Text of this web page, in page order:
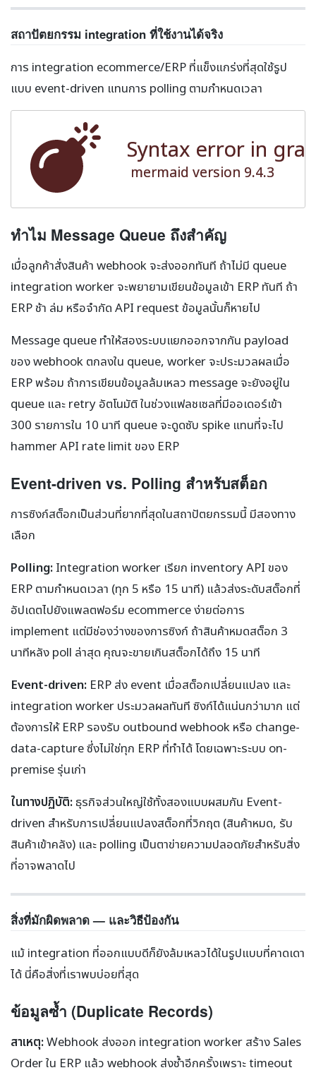
สถาปัตยกรรม integration ที่ใช้งานได้จริง
การ integration ecommerce/ERP ที่แข็งแกร่งที่สุดใช้รูป
แบบ event-driven แทนการ polling ตามกำหนดเวลา
Syntax error in
mermaid version 9.4.3
ทำไม Message Queue ถึงสำคัญ
เมื่อลูกค้าสั่งสินค้า webhook จะส่งออกทันที ถ้าไม่มี queue
integration worker จะพยายามเขียนข้อมูลเข้า ERP ทันที ถ้า
ERP ช้า ล่ม หรือจำกัด API request ข้อมูลนั้นก็หายไป
Message queue ทำให้สองระบบแยกออกจากกัน payload
ของ webhook ตกลงใน queue, worker จะประมวลผลเมื่อ
ERP พร้อม ถ้าการเขียนข้อมูลล้มเหลว message จะยังอยู่ใน
queue และ retry อัตโนมัติ ในช่วงแฟลชเซลที่มีออเดอร์เข้า
300 รายการใน 10 นาที queue จะดูดซับ spike แทนที่จะไป
hammer API rate limit ของ ERP
Event-driven vs. Polling สำหรับสต็อก
การซิงก์สต็อกเป็นส่วนที่ยากที่สุดในสถาปัตยกรรมนี้ มีสองทาง
เลือก
Polling: Integration worker เรียก inventory API ของ
ERP ตามกำหนดเวลา (ทุก 5 หรือ 15 นาที) แล้วส่งระดับสต็อกที่
อัปเดตไปยังแพลตฟอร์ม ecommerce ง่ายต่อการ
implement แต่มีช่องว่างของการซิงก์ ถ้าสินค้าหมดสต็อก 3
นาทีหลัง poll ล่าสุด คุณจะขายเกินสต็อกได้ถึง 15 นาที
Event-driven: ERP ส่ง event เมื่อสต็อกเปลี่ยนแปลง และ
integration worker ประมวลผลทันที ซิงก์ได้แน่นกว่ามาก แต่
ต้องการให้ ERP รองรับ outbound webhook หรือ change-
data-capture ซึ่งไม่ใช่ทุก ERP ที่ทำได้ โดยเฉพาะระบบ on-
premise รุ่นเก่า
ในทางปฏิบัติ: ธุรกิจส่วนใหญ่ใช้ทั้งสองแบบผสมกัน Event-
driven สำหรับการเปลี่ยนแปลงสต็อกที่วิกฤต (สินค้าหมด, รับ
สินค้าเข้าคลัง) และ polling เป็นตาข่ายความปลอดภัยสำหรับสิ่ง
ที่อาจพลาดไป
สิ่งที่มักผิดพลาด — และวิธีป้องกัน
แม้ integration ที่ออกแบบดีก็ยังล้มเหลวได้ในรูปแบบที่คาดเดา
ได้ นี่คือสิ่งที่เราพบบ่อยที่สุด
ข้อมูลซ้ำ (Duplicate Records)
สาเหตุ:Webhook ส่งออก integration worker สร้าง Sales
Order ใน ERP แล้ว webhook ส่งซ้ำอีกครั้งเพราะ timeout